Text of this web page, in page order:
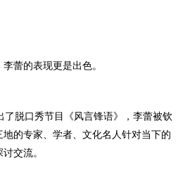
蕾的表现更是出色。
了脱口秀节目《风言锋语》，李蕾被钦
的专家、学者、文化名人针对当下的
交流。